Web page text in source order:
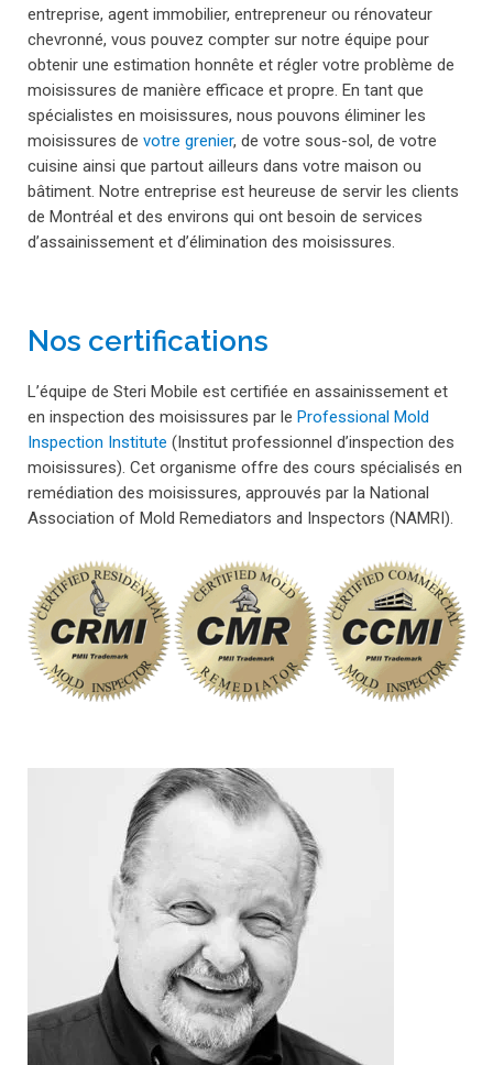
entreprise, agent immobilier, entrepreneur ou rénovateur
chevronné, vous pouvez compter sur notre équipe pour
obtenir une estimation honnête et régler votre problème de
moisissures de manière efficace et propre. En tant que
spécialistes en moisissures, nous pouvons éliminer les
moisissures de votre grenier, de votre sous-sol, de votre
cuisine ainsi que partout ailleurs dans votre maison ou
bâtiment. Notre entreprise est heureuse de servir les clients
de Montréal et des environs qui ont besoin de services
d’assainissement et d’élimination des moisissures.
Nos certifications
L’équipe de Steri Mobile est certifiée en assainissement et
en inspection des moisissures par le Professional Mold
Inspection Institute (Institut professionnel d’inspection des
moisissures). Cet organisme offre des cours spécialisés en
remédiation des moisissures, approuvés par la National
Association of Mold Remediators and Inspectors (NAMRI).